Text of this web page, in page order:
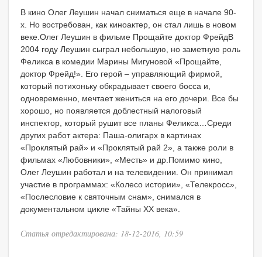
В кино Олег Леушин начал сниматься еще в начале 90-
х. Но востребован, как киноактер, он стал лишь в новом
веке.Олег Леушин в фильме Прощайте доктор ФрейдВ
2004 году Леушин сыграл небольшую, но заметную роль
Феликса в комедии Марины Мигуновой «Прощайте,
доктор Фрейд!». Его герой – управляющий фирмой,
который потихоньку обкрадывает своего босса и,
одновременно, мечтает жениться на его дочери. Все бы
хорошо, но появляется доблестный налоговый
инспектор, который рушит все планы Феликса…Среди
других работ актера: Паша-олигарх в картинах
«Проклятый рай» и «Проклятый рай 2», а также роли в
фильмах «Любовники», «Месть» и др.Помимо кино,
Олег Леушин работал и на телевидении. Он принимал
участие в программах: «Колесо истории», «Телекросс»,
«Послесловие к святочным снам», снимался в
документальном цикле «Тайны ХХ века».
Статья отредактирована: 18-12-2016, 10:59